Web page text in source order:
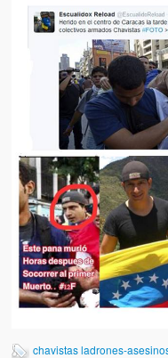
El Tipo y los Rojos
Teques)
Hablé con Chavistas
La burla del Chavez
Chavez “such a
Los niños de las calles
Venezuela)
Luis y El Mono… en
Puente Llaguno,
Radio Emisoras y
chavistas ladrones-